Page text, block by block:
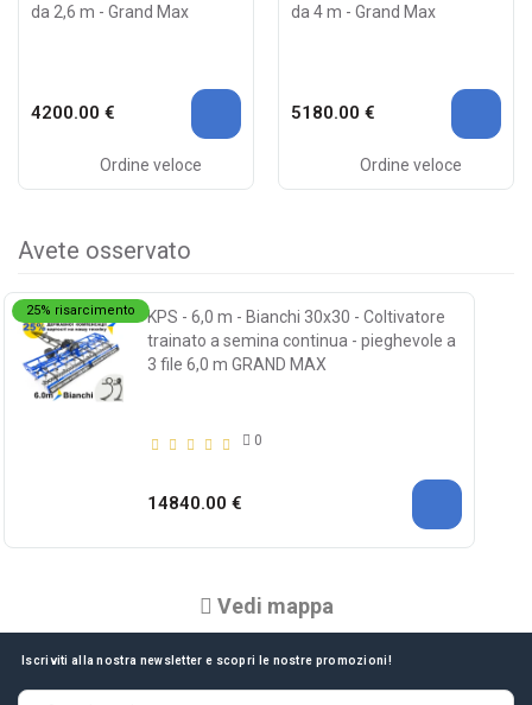
da 2,6 m - Grand Max
4200.00 €
Ordine veloce
da 4 m - Grand Max
5180.00 €
Ordine veloce
Avete osservato
25% risarcimento
KPS - 6,0 m - Bianchi 30x30 - Coltivatore
trainato a semina continua - pieghevole a
3 file 6,0 m GRAND MAX
0
14840.00 €
Vedi mappa
Iscriviti alla nostra newsletter e scopri le nostre promozioni!